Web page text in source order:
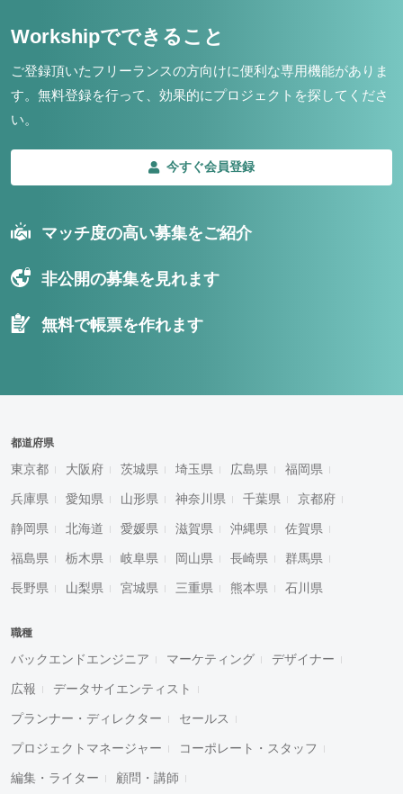
Workshipでできること
ご登録頂いたフリーランスの方向けに便利な専用機能がありま
す。 無料登録を行って、効果的にプロジェクトを探してくださ
い。
今すぐ会員登録
マッチ度の高い募集をご紹介
非公開の募集を見れます
無料で帳票を作れます
都道府県
東京都 大阪府 茨城県 埼玉県 広島県 福岡県
兵庫県 愛知県 山形県 神奈川県 千葉県 京都府
静岡県 北海道 愛媛県 滋賀県 沖縄県 佐賀県
福島県 栃木県 岐阜県 岡山県 長崎県 群馬県
長野県 山梨県 宮城県 三重県 熊本県 石川県
職種
バックエンドエンジニア マーケティング デザイナー
広報 データサイエンティスト
プランナー・ディレクター セールス
プロジェクトマネージャー コーポレート・スタッフ
編集・ライター 顧問・講師